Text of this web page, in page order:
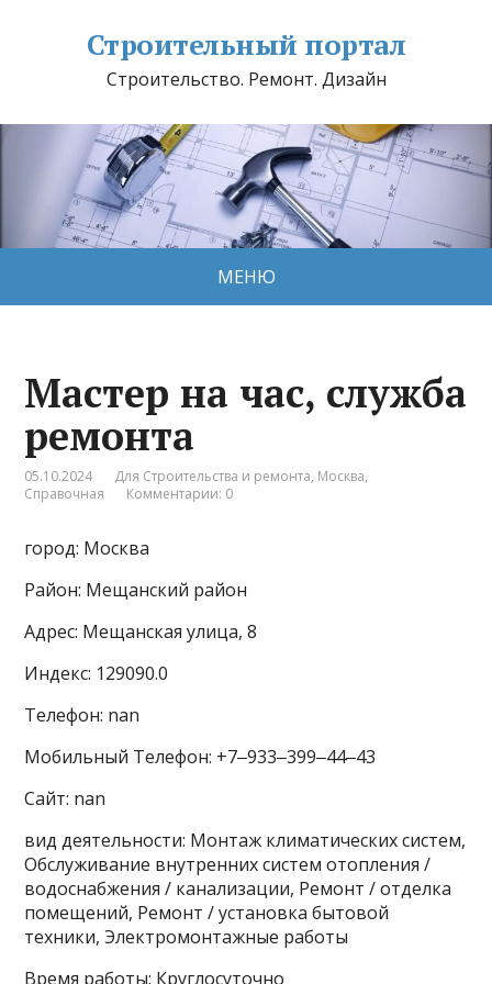
Строительный портал
Строительство. Ремонт. Дизайн
МЕНЮ
Мастер на час, служба
ремонта
05.10.2024 Для Строительства и ремонта, Москва,
Справочная
Комментарии: 0
город: Москва
Район: Мещанский район
Адрес: Мещанская улица, 8
Индекс: 129090.0
Телефон: nan
Мобильный Телефон: +7‒933‒399‒44‒43
Сайт: nan
вид деятельности: Монтаж климатических систем,
Обслуживание внутренних систем отопления /
водоснабжения / канализации, Ремонт / отделка
помещений, Ремонт / установка бытовой
техники, Электромонтажные работы
Время работы: Круглосуточно